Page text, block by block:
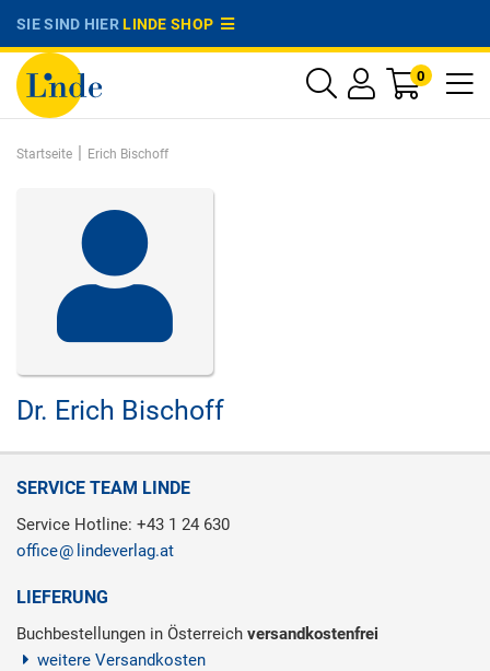
SIE SIND HIERLINDE SHOP
0
Startseite | Erich Bischoff
Dr. Erich Bischoff
SERVICE TEAM LINDE
Service Hotline: +43 1 24 630
office
lindeverlag.at
LIEFERUNG
Buchbestellungen in Österreich versandkostenfrei
weitere Versandkosten